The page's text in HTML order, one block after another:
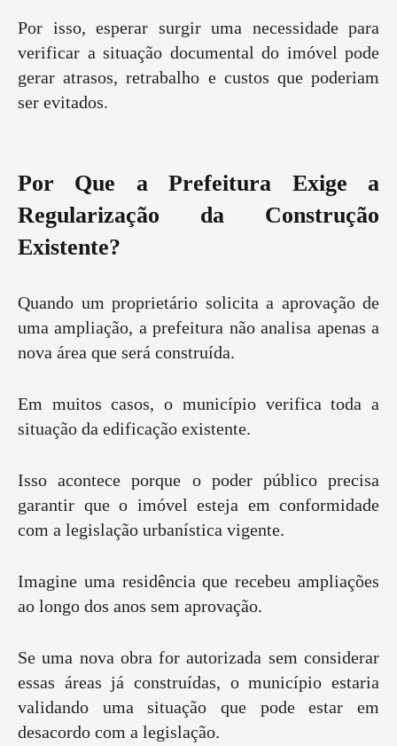
Por isso, esperar surgir uma necessidade para
verificar a situação documental do imóvel pode
gerar atrasos, retrabalho e custos que poderiam
ser evitados.
Por Que a Prefeitura Exige a
Regularização da Construção
Existente?
Quando um proprietário solicita a aprovação de
uma ampliação, a prefeitura não analisa apenas a
nova área que será construída.
Em muitos casos, o município verifica toda a
situação da edificação existente.
Isso acontece porque o poder público precisa
garantir que o imóvel esteja em conformidade
com a legislação urbanística vigente.
Imagine uma residência que recebeu ampliações
ao longo dos anos sem aprovação.
Se uma nova obra for autorizada sem considerar
essas áreas já construídas, o município estaria
validando uma situação que pode estar em
desacordo com a legislação.